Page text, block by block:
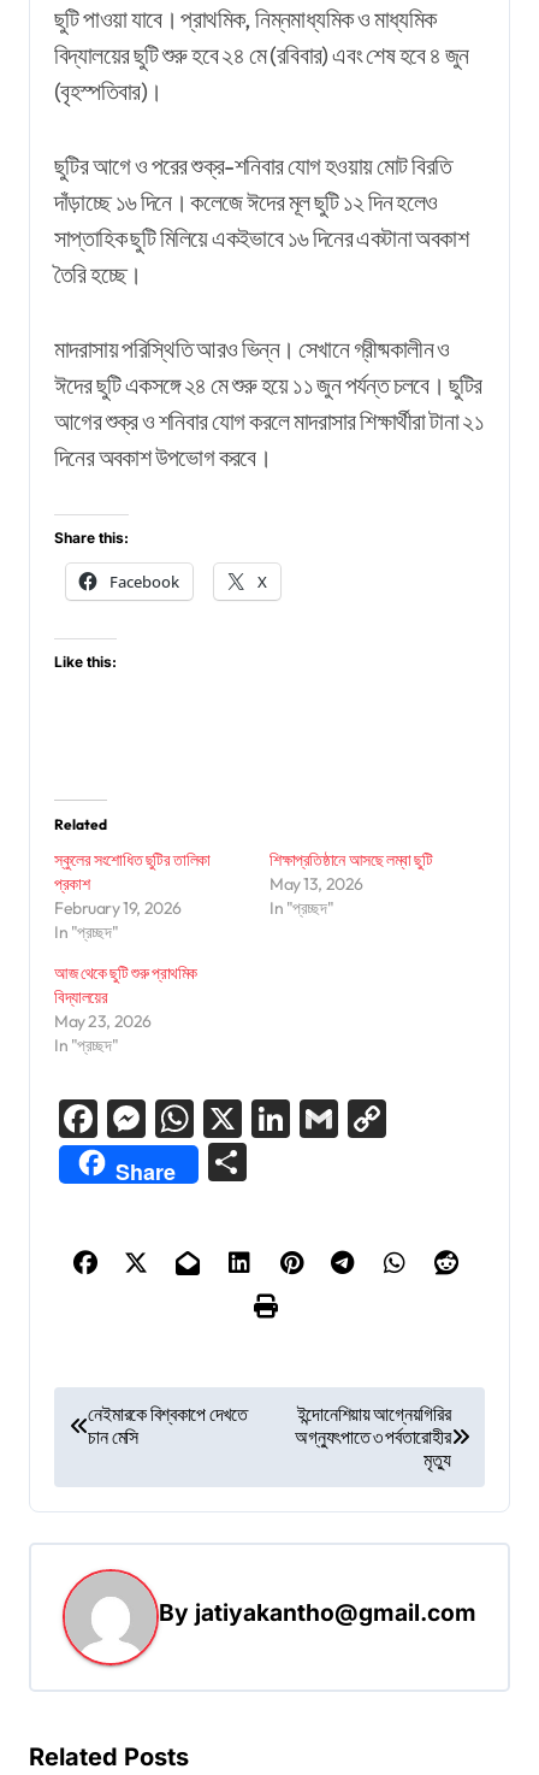
ছুটি পাওয়া যাবে। প্রাথমিক, নিম্নমাধ্যমিক ও মাধ্যমিক
বিদ্যালয়ের ছুটি শুরু হবে ২৪ মে (রবিবার) এবং শেষ হবে ৪ জুন
(বৃহস্পতিবার)।
ছুটির আগে ও পরের শুক্র-শনিবার যোগ হওয়ায় মোট বিরতি
দাঁড়াচ্ছে ১৬ দিনে। কলেজে ঈদের মূল ছুটি ১২ দিন হলেও
সাপ্তাহিক ছুটি মিলিয়ে একইভাবে ১৬ দিনের একটানা অবকাশ
তৈরি হচ্ছে।
মাদরাসায় পরিস্থিতি আরও ভিন্ন। সেখানে গ্রীষ্মকালীন ও
ঈদের ছুটি একসঙ্গে ২৪ মে শুরু হয়ে ১১ জুন পর্যন্ত চলবে। ছুটির
আগের শুক্র ও শনিবার যোগ করলে মাদরাসার শিক্ষার্থীরা টানা ২১
দিনের অবকাশ উপভোগ করবে।
Share this:
Facebook X
Like this:
Related
স্কুলের সংশোধিত ছুটির তালিকা
প্রকাশ
February 19, 2026
In "প্রচ্ছদ"
শিক্ষাপ্রতিষ্ঠানে আসছে লম্বা ছুটি
May 13, 2026
In "প্রচ্ছদ"
আজ থেকে ছুটি শুরু প্রাথমিক
বিদ্যালয়ের
May 23, 2026
In "প্রচ্ছদ"
Facebook
Messenger
WhatsApp
X LinkedIn
Gmail
Share
s
t
a
v
i
a
নেইমারকে বিশ্বকাপে দেখতে
চান মেসি
ইন্দোনেশিয়ায় আগ্নেয়গিরির
অগ্ন্যুৎপাতে ৩ পর্বতারোহীর
মৃত্যু
By jatiyakantho@gmail.com
Related Posts